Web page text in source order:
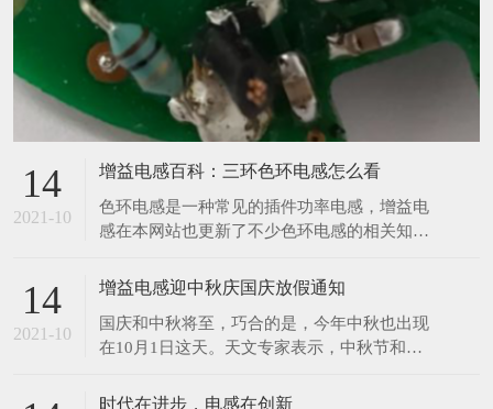
14
2021-10
增益电感百科：三环色环电感怎么看
​色环电感是一种常见的插件功率电感，增益电
感在本网站也更新了不少色环电感的相关知
感的相关知识。前两天，有位客户给小编发了
一张图，让小编给他读一下数值，小编在一开
始看到图片的时候没觉得有什么奇怪之处，但
是在帮客户读数值的时候才发现原来这个色环
14
2021-10
增益电感迎中秋庆国庆放假通知
​国庆和中秋将至，巧合的是，今年中秋也出现
在10月1日这天。天文专家表示，中秋节和国
见。上一次是2001年，另外两次分别在2031
时代在进步，电感在创新